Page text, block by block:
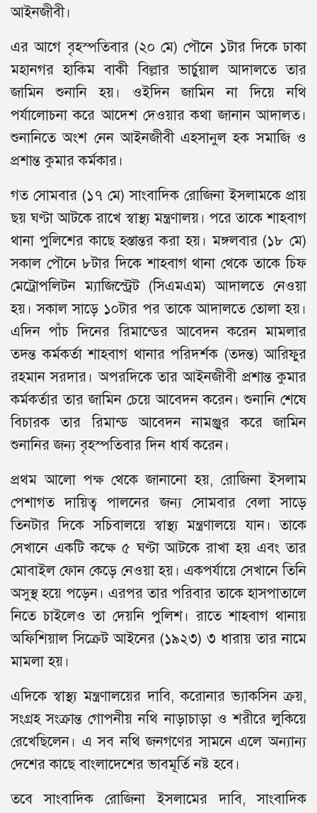
আইনজীবী।
এর আগে বৃহস্পতিবার (২০ মে) পৌনে ১টার দিকে ঢাকা
মহানগর হাকিম বাকী বিল্লার ভার্চুয়াল আদালতে তার
জামিন শুনানি ‍হয়। ওইদিন জামিন না দিয়ে নথি
পর্যালোচনা করে আদেশ দেওয়ার কথা জানান আদালত।
শুনানিতে অংশ নেন আইনজীবী এহসানুল হক সমাজি ও
প্রশান্ত কুমার কর্মকার।
গত সোমবার (১৭ মে) সাংবাদিক রোজিনা ইসলামকে প্রায়
ছয় ঘণ্টা আটকে রাখে স্বাস্থ্য মন্ত্রণালয়। পরে তাকে শাহবাগ
থানা পুলিশের কাছে হস্তান্তর করা হয়। মঙ্গলবার (১৮ মে)
সকাল পৌনে ৮টার দিকে শাহবাগ থানা থেকে তাকে চিফ
মেট্রোপলিটন ম্যাজিস্ট্রেট (সিএমএম) আদালতে নেওয়া
হয়। সকাল সাড়ে ১০টার পর তাকে আদালতে তোলা হয়।
এদিন পাঁচ দিনের রিমান্ডের আবেদন করেন মামলার
তদন্ত কর্মকর্তা শাহবাগ থানার পরিদর্শক (তদন্ত) আরিফুর
রহমান সরদার। অপরদিকে তার আইনজীবী প্রশান্ত কুমার
কর্মকর্তার তার জামিন চেয়ে আবেদন করেন। শুনানি শেষে
বিচারক তার রিমান্ড আবেদন নামঞ্জুর করে জামিন
শুনানির জন্য বৃহস্পতিবার দিন ধার্য করেন।
প্রথম আলো পক্ষ থেকে জানানো হয়, রোজিনা ইসলাম
পেশাগত দায়িত্ব পালনের জন্য সোমবার বেলা সাড়ে
তিনটার দিকে সচিবালয়ে স্বাস্থ্য মন্ত্রণালয়ে যান। তাকে
সেখানে একটি কক্ষে ৫ ঘণ্টা আটকে রাখা হয় এবং তার
মোবাইল ফোন কেড়ে নেওয়া হয়। একপর্যায়ে সেখানে তিনি
অসুস্থ হয়ে পড়েন। এরপর তার পরিবার তাকে হাসপাতালে
নিতে চাইলেও তা দেয়নি পুলিশ। রাতে শাহবাগ থানায়
অফিশিয়াল সিক্রেট আইনের (১৯২৩) ৩ ধারায় তার নামে
মামলা হয়।
এদিকে স্বাস্থ্য মন্ত্রণালয়ের দাবি, করোনার ভ্যাকসিন ক্রয়,
সংগ্রহ সংক্রান্ত গোপনীয় নথি নাড়াচাড়া ও শরীরে লুকিয়ে
রেখেছিলেন। এ সব নথি জনগণের সামনে এলে অন্যান্য
দেশের কাছে বাংলাদেশের ভাবমূর্তি নষ্ট হবে।
তবে সাংবাদিক রোজিনা ইসলামের দাবি, সাংবাদিক